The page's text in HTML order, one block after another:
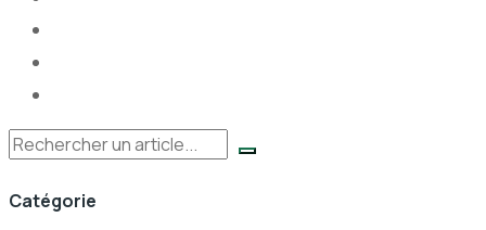
Rechercher
Catégorie